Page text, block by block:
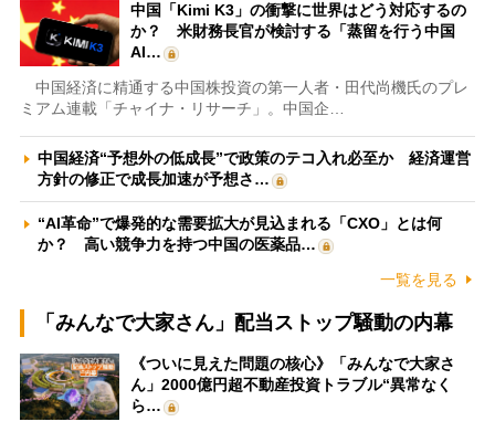
中国「Kimi K3」の衝撃に世界はどう対応するの
か？ 米財務長官が検討する「蒸留を行う中国
AI…
中国経済に精通する中国株投資の第一人者・田代尚機氏のプレ
ミアム連載「チャイナ・リサーチ」。中国企…
中国経済“予想外の低成長”で政策のテコ入れ必至か 経済運営
方針の修正で成長加速が予想さ…
“AI革命”で爆発的な需要拡大が見込まれる「CXO」とは何
か？ 高い競争力を持つ中国の医薬品…
一覧を見る
「みんなで大家さん」配当ストップ騒動の内幕
《ついに見えた問題の核心》「みんなで大家さ
ん」2000億円超不動産投資トラブル“異常なく
ら…